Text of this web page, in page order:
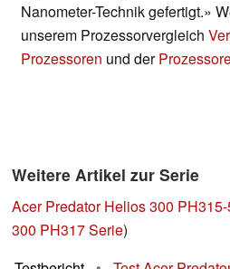
Nanometer-Technik gefertigt.»
unserem Prozessorvergleich
Prozessoren und der
Weitere Artikel zur Serie
Acer Predator Helios 300
300 PH317 Serie)